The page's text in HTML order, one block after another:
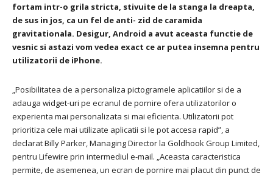
fortam intr-o grila stricta, stivuite de la stanga la dreapta,
de sus in jos, ca un fel de anti- zid de caramida
gravitationala. Desigur, Android a avut aceasta functie de
vesnic si astazi vom vedea exact ce ar putea insemna pentru
utilizatorii de iPhone.
„Posibilitatea de a personaliza pictogramele aplicatiilor si de a
adauga widget-uri pe ecranul de pornire ofera utilizatorilor o
experienta mai personalizata si mai eficienta. Utilizatorii pot
prioritiza cele mai utilizate aplicatii si le pot accesa rapid”, a
declarat Billy Parker, Managing Director la Goldhook Group Limited,
pentru Lifewire prin intermediul e-mail. „Aceasta caracteristica
permite, de asemenea, un ecran de pornire mai placut din punct de